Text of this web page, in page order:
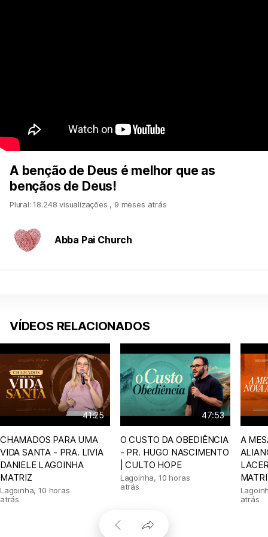
A benção de Deus é melhor que as
bençãos de Deus!
Plural: 18.248 visualizações , 9 meses atrás
Abba Pai Church
VÍDEOS RELACIONADOS
41:25
CHAMADOS PARA UMA
VIDA SANTA - PRA. LIVIA
DANIELE LAGOINHA
MATRIZ
Lagoinha,10 horas
atrás
47:53
O CUSTO DA OBEDIÊNCIA
- PR. HUGO NASCIMENTO
| CULTO HOPE
Lagoinha, 10 horas
atrás
A
atrás